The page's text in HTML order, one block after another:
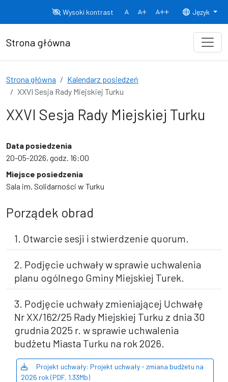
Wysoki kontrast
Normalny rozmiar czcionki
Rozmiar czcionki 150% Rozmiar
Język
Strona główna
Strona główna
Kalendarz posiedzeń
XXVI Sesja Rady Miejskiej Turku
XXVI Sesja Rady Miejskiej Turku
Data posiedzenia
20-05-2026, godz. 16:00
Miejsce posiedzenia
Sala im. Solidarności w Turku
Porządek obrad
1. Otwarcie sesji i stwierdzenie quorum.
2. Podjęcie uchwały w sprawie uchwalenia
planu ogólnego Gminy Miejskiej Turek.
3. Podjęcie uchwały zmieniającej Uchwałę
Nr XX/162/25 Rady Miejskiej Turku z dnia 30
grudnia 2025 r. w sprawie uchwalenia
budżetu Miasta Turku na rok 2026.
Projekt uchwały: Projekt uchwały - zmiana budżetu na
2026 rok (PDF, 1.33Mb)